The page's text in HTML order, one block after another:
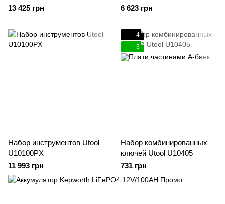
13 425 грн
6 623 грн
Набор инструментов Utool
U10100PX
11 993 грн
4
3
Набор комбинированных
ключей Utool U10405
731 грн